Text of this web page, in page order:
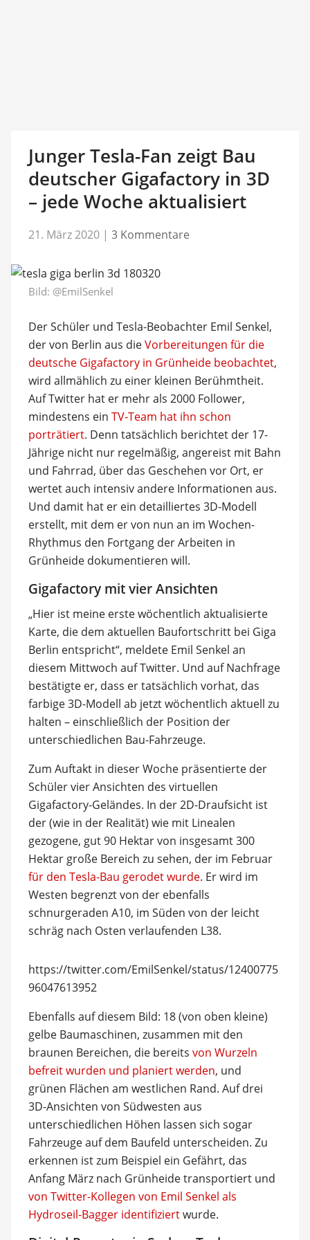
Junger Tesla-Fan zeigt Bau
deutscher Gigafactory in 3D
– jede Woche aktualisiert
21. März 2020 | 3 Kommentare
Bild: @EmilSenkel
Der Schüler und Tesla-Beobachter Emil Senkel,
der von Berlin aus dieVorbereitungen für die
deutsche Gigafactory in Grünheide beobachtet,
wird allmählich zu einer kleinen Berühmtheit.
Auf Twitter hat er mehr als 2000 Follower,
mindestens ein TV-Team hat ihn schon
porträtiert. Denn tatsächlich berichtet der 17-
Jährige nicht nur regelmäßig, angereist mit Bahn
und Fahrrad, über das Geschehen vor Ort, er
wertet auch intensiv andere Informationen aus.
Und damit hat er ein detailliertes 3D-Modell
erstellt, mit dem er von nun an im Wochen-
Rhythmus den Fortgang der Arbeiten in
Grünheide dokumentieren will.
Gigafactory mit vier Ansichten
„Hier ist meine erste wöchentlich aktualisierte
Karte, die dem aktuellen Baufortschritt bei Giga
Berlin entspricht“, meldete Emil Senkel an
diesem Mittwoch auf Twitter. Und auf Nachfrage
bestätigte er, dass er tatsächlich vorhat, das
farbige 3D-Modell ab jetzt wöchentlich aktuell zu
halten – einschließlich der Position der
unterschiedlichen Bau-Fahrzeuge.
Zum Auftakt in dieser Woche präsentierte der
Schüler vier Ansichten des virtuellen
Gigafactory-Geländes. In der 2D-Draufsicht ist
der (wie in der Realität) wie mit Linealen
gezogene, gut 90 Hektar von insgesamt 300
Hektar große Bereich zu sehen, der im Februar
für den Tesla-Bau gerodet wurde. Er wird im
Westen begrenzt von der ebenfalls
schnurgeraden A10, im Süden von der leicht
schräg nach Osten verlaufenden L38.
https://twitter.com/EmilSenkel/status/12400775
96047613952
Ebenfalls auf diesem Bild: 18 (von oben kleine)
gelbe Baumaschinen, zusammen mit den
braunen Bereichen, die bereits von Wurzeln
befreit wurden und planiert werden, und
grünen Flächen am westlichen Rand. Auf drei
3D-Ansichten von Südwesten aus
unterschiedlichen Höhen lassen sich sogar
Fahrzeuge auf dem Baufeld unterscheiden. Zu
erkennen ist zum Beispiel ein Gefährt, das
Anfang März nach Grünheide transportiert und
von Twitter-Kollegen von Emil Senkel als
Hydroseil-Bagger identifiziertwurde.